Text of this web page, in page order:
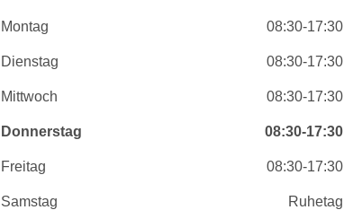
Montag 08:30-17:30
Dienstag 08:30-17:30
Mittwoch 08:30-17:30
Donnerstag 08:30-17:30
Freitag 08:30-17:30
Samstag Ruhetag